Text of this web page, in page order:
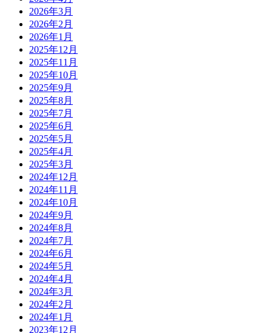
2026年3月
2026年2月
2026年1月
2025年12月
2025年11月
2025年10月
2025年9月
2025年8月
2025年7月
2025年6月
2025年5月
2025年4月
2025年3月
2024年12月
2024年11月
2024年10月
2024年9月
2024年8月
2024年7月
2024年6月
2024年5月
2024年4月
2024年3月
2024年2月
2024年1月
2023年12月